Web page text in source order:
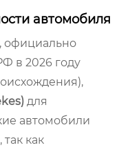
автомобиля
официально
в 2026 году
для
автомобили
так как